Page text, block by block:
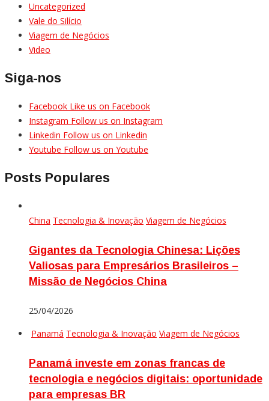
Uncategorized
Vale do Silício
Viagem de Negócios
Video
Siga-nos
Facebook Like us on Facebook
Instagram Follow us on Instagram
Linkedin Follow us on Linkedin
Youtube Follow us on Youtube
Posts Populares
China Tecnologia & Inovação Viagem de Negócios
Gigantes da Tecnologia Chinesa: Lições
Valiosas para Empresários Brasileiros –
Missão de Negócios China
25/04/2026
Panamá Tecnologia & Inovação Viagem de Negócios
Panamá investe em zonas francas de
tecnologia e negócios digitais: oportunidade
para empresas BR